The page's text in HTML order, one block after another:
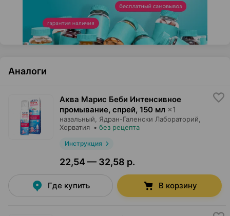
Аналоги
Аква Марис Беби Интенсивное
промывание, спрей, 150 мл ×1
назальный, Ядран-Галенски Лабораторий
Хорватия • без рецепта
Инструкция
22,54 — 32,58 р.
Где купить В корзину